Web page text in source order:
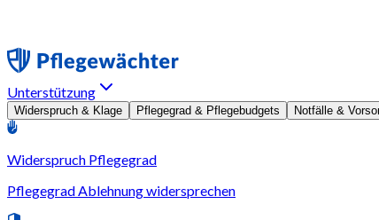
Unterstützung
Widerspruch & Klage Pflegegrad & Pflegebudgets Notfälle &
Widerspruch Pflegegrad
Pflegegrad Ablehnung widersprechen